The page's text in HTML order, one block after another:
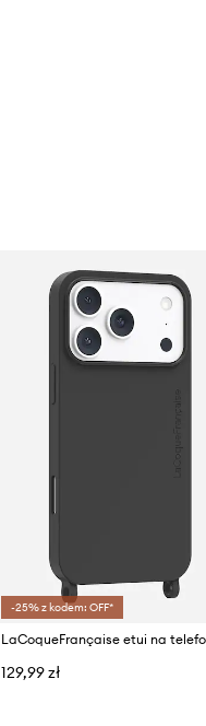
-25% z kodem: OFF*
129,99 zł